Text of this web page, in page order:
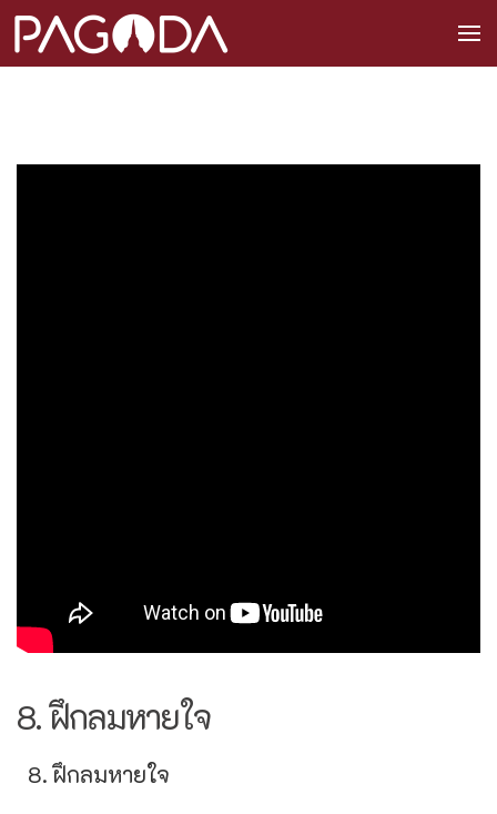
8. ฝึกลมหายใจ
8. ฝึกลมหายใจ